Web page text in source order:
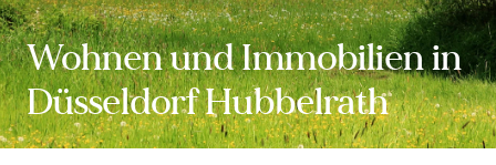
Wohnen und Immobilien in
Düsseldorf Hubbelrath